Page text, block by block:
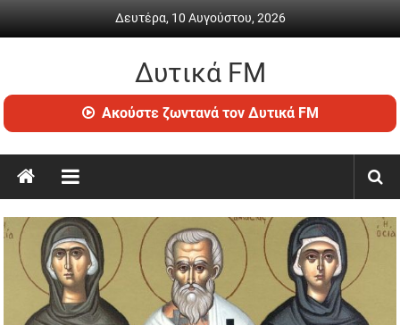
Δευτέρα, 10 Αυγούστου, 2026
Δυτικά FM
Ραδιόφωνο
•
ενημέρωση
Ακούστε ζωντανά τον Δυτικά FM